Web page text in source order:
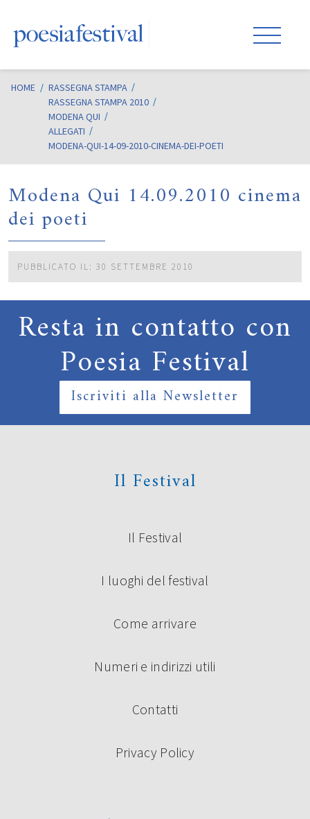
HOME / RASSEGNA STAMPA
RASSEGNA STAMPA 2010
MODENA QUI
ALLEGATI
MODENA-QUI-14-09-2010-CINEMA-DEI-POETI
Modena Qui 14.09.2010 cinema
dei poeti
PUBBLICATO IL: 30 SETTEMBRE 2010
Resta in contatto con
Poesia Festival
Iscriviti alla Newsletter
Il Festival
Il Festival
I luoghi del festival
Come arrivare
Numeri e indirizzi utili
Contatti
Privacy Policy